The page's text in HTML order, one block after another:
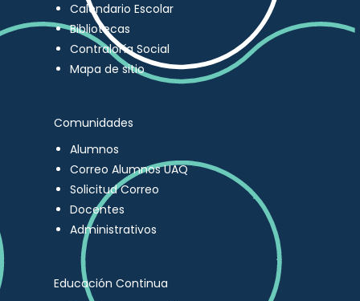
Calendario Escolar
Bibliotecas
Contraloría Social
Mapa de sitio
Comunidades
Alumnos
Correo Alumnos UAQ
Solicitud Correo
Docentes
Administrativos
Educación Continua